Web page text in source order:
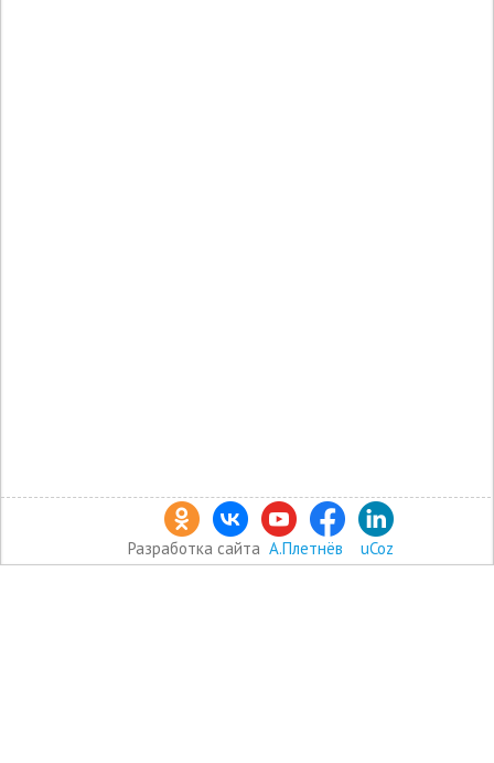
Разработка сайта А.Плетнёв uCoz